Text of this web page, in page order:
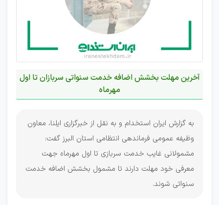
آخرین مهلت بخشش اضافه خدمت سنواتی سربازان تا اول
مهرماه
به گزارش ایران استخدام و به نقل از خبرگزاری ایلنا، معاون
وظیفه عمومی فرماندهی انتظامی استان البرز گفت:
مشمولانی غایب خدمت سربازی تا اول مهرماه جهت
معرفی خود مهلت دارند تا مشمول بخشش اضافه خدمت
سنواتی شوند.